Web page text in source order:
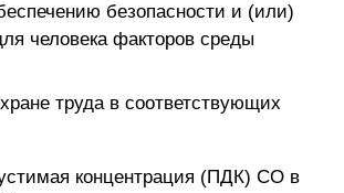
безопасности и (или)
человека факторов среды
труда в соответствующих
концентрация (ПДК) СО в